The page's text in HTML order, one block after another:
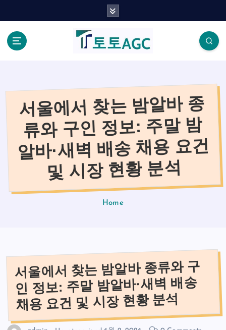
서울에서 찾는 밤알바 종
류와 구인 정보: 주말 밤
알바·새벽 배송 채용 요건
및 시장 현황 분석
Home
서울에서 찾는 밤알바 종류와 구
인 정보: 주말 밤알바·새벽 배송
채용 요건 및 시장 현황 분석